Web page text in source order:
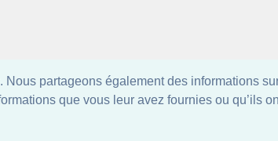
partageons également des informations
que vous leur avez fournies ou qu’ils